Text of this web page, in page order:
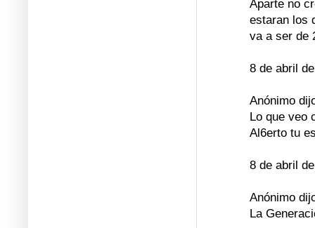
Aparte no
estaran los
va a ser de
8 de abril
Anónimo
Lo que veo
Al6erto tu
8 de abril
Anónimo
La